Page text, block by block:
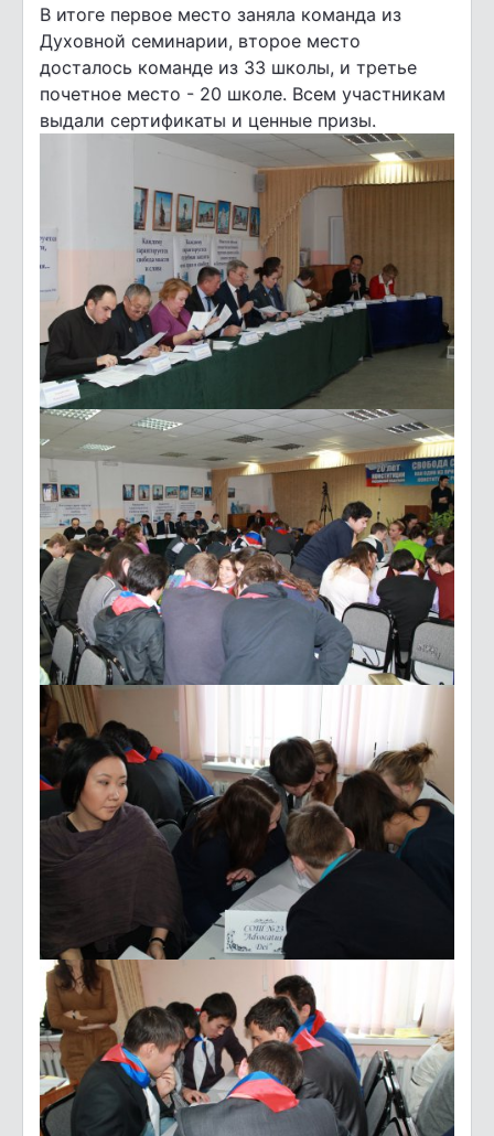
В итоге первое место заняла команда из
Духовной семинарии, второе место
досталось команде из 33 школы, и третье
почетное место - 20 школе. Всем участникам
выдали сертификаты и ценные призы.